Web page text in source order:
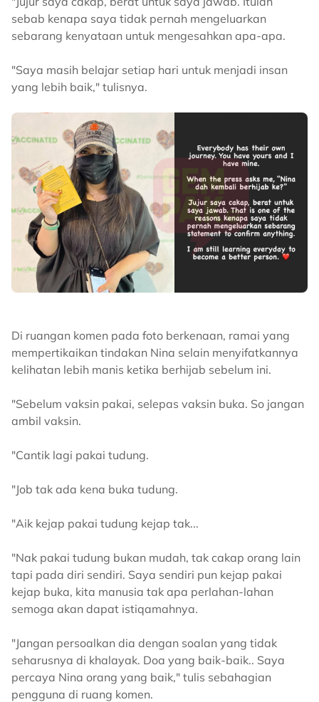
sebab kenapa saya tidak pernah mengeluarkan
sebarang kenyataan untuk mengesahkan apa-apa.
"Saya masih belajar setiap hari untuk menjadi insan
yang lebih baik," tulisnya.
Di ruangan komen pada foto berkenaan, ramai yang
mempertikaikan tindakan Nina selain menyifatkannya
kelihatan lebih manis ketika berhijab sebelum ini.
"Sebelum vaksin pakai, selepas vaksin buka. So jangan
ambil vaksin.
"Cantik lagi pakai tudung.
"Job tak ada kena buka tudung.
"Aik kejap pakai tudung kejap tak...
"Nak pakai tudung bukan mudah, tak cakap orang lain
tapi pada diri sendiri. Saya sendiri pun kejap pakai
kejap buka, kita manusia tak apa perlahan-lahan
semoga akan dapat istiqamahnya.
"Jangan persoalkan dia dengan soalan yang tidak
seharusnya di khalayak. Doa yang baik-baik.. Saya
percaya Nina orang yang baik," tulis sebahagian
pengguna di ruang komen.